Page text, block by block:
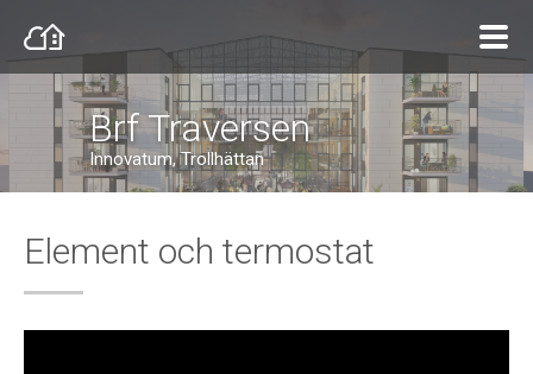
Brf Traversen
Innovatum, Trollhättan
Element och termostat